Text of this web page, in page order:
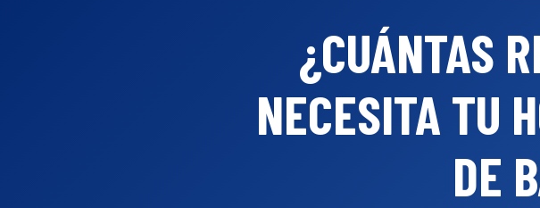
¿CUÁNTAS
NECESITA TU
DE